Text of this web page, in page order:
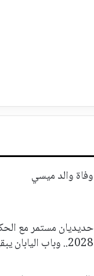
وفاة والد ميسي
حديديان مستمر مع
2028.. وباب اليابان يبقى مفتوحاً